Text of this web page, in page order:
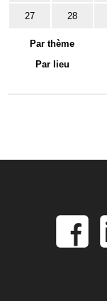
27 28
Par thème
Par lieu